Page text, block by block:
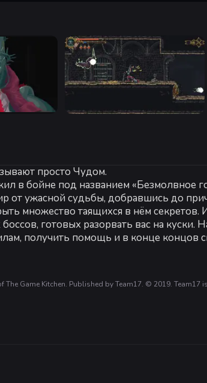
просто Чудом.
в бойне под названием «Безмолвное
от ужасной судьбы, добравшись до
множество таящихся в нём секретов.
готовых разорвать вас на куски.
получить помощь и в конце концов
смертоносные ловушки, исследуя
всё вокруг. Разумеется, все расправы
молитвы и сердца мечей, которые
Game Kitchen. Published by Team17. © 2019. Team17
система
AMD Phenom II x4 945
or Radeon HD 5770